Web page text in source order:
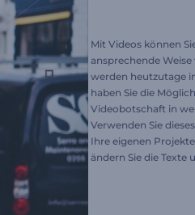
Mit Videos können
ansprechende
werden heutzutage
haben Sie die
Videobotschaft in
Verwenden Sie
Ihre eigenen
ändern Sie die Texte